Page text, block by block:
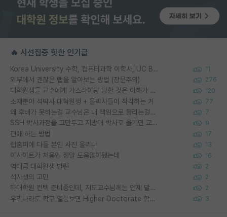
🔥 시선집중 핫한 인기글
Korea University 수학, 컴퓨터과학 이학사, UC Berkeley 산업공학 대학원 공학박사가 되는 것은 쉽지 않겠죠? 11
외부에서 괜찮은 랩을 알아보는 방법 (장문주의) 276
대학원생들 교수에게 가스라이팅 당한 것은 이해가 갑니다. 안타깝네요. 120
소재분야 석박사 대학원생 + 물박사들이 착각하는 거 77
왜 후배가 못하는걸 교수님은 내 책임으로 돌리는걸까요? 7
SSH 박사과정을 그만두고 지방대 박사로 옮기면 교수의 꿈은 끝일까요? 9
편애 하는 방법 17
랩홈피에 다들 본인 사진 올리냐 13
이사이트가 처음엔 정말 도움많이됐는데 16
역대급 대학원생 빌런 2
석사생의 고민 2
타대학원 컨텍 준비중인데, 지도교수님께는 언제 말씀드려야 할까요? 2
우리나라도 학구 열풍보면 Higher Doctorate 학위가 필요하다고 봅니다. 3